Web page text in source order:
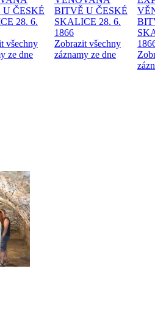
ČESKÉ
28. 6.
všechny
ze dne
BITVĚ U ČESKÉ
SKALICE 28. 6.
1866
Zobrazit všechny
záznamy ze dne